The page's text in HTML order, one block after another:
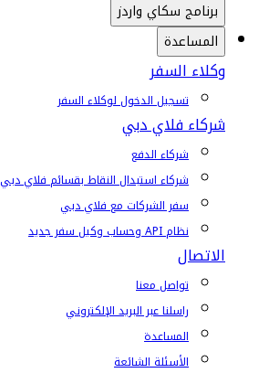
برنامج سكاي واردز
المساعدة
وكلاء السفر
تسجيل الدخول لوكلاء السفر
شركاء فلاي دبي
شركاء الدفع
شركاء استبدال النقاط بقسائم فلاي دبي
سفر الشركات مع فلاي دبي
نظام API وحساب وكيل سفر جديد
الاتصال
تواصل معنا
راسلنا عبر البريد الإلكتروني
المساعدة
الأسئلة الشائعة